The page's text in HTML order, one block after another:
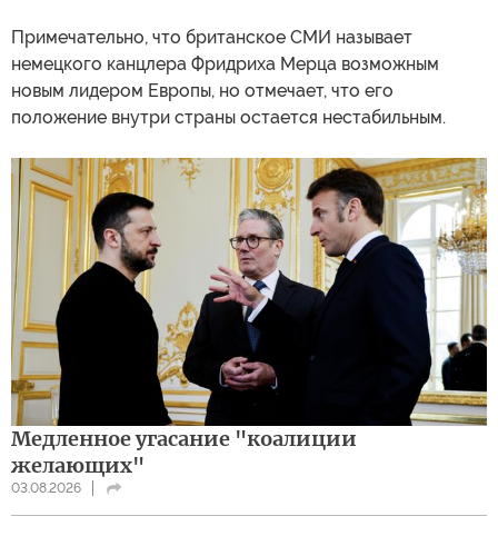
Примечательно, что британское СМИ называет
немецкого канцлера Фридриха Мерца возможным
новым лидером Европы, но отмечает, что его
положение внутри страны остается нестабильным.
Медленное угасание "коалиции
желающих"
03.08.2026